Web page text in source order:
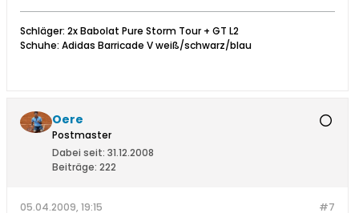
Schläger: 2x Babolat Pure Storm Tour + GT L2
Schuhe: Adidas Barricade V weiß/schwarz/blau
Oere
Postmaster
Dabei seit: 31.12.2008
Beiträge: 222
#7
05.04.2009, 19:15